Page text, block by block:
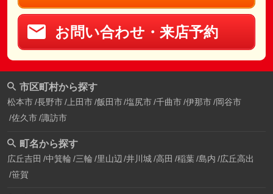
お問い合わせ・来店予約
市区町村から探す
松本市 長野市 上田市 飯田市 塩尻市 千曲市 伊那市 岡谷市
佐久市 諏訪市
町名から探す
広丘吉田 中箕輪 三輪 里山辺 井川城 高田 稲葉 島内 広丘高出
笹賀